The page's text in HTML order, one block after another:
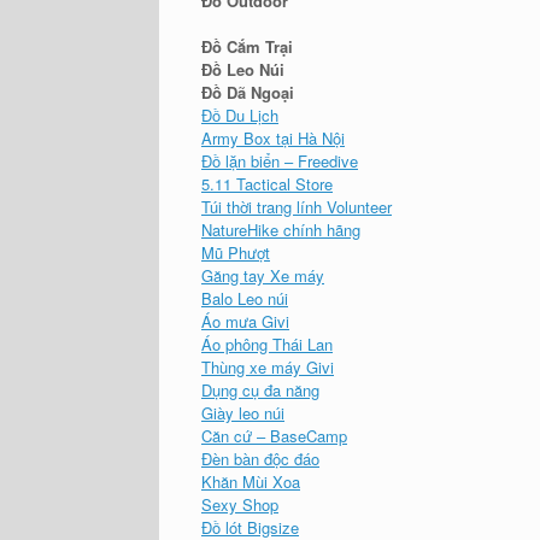
Đồ Cắm Trại
Đồ Leo Núi
Đồ Dã Ngoại
Đồ Du Lịch
Army Box tại Hà Nội
Đồ lặn biển – Freedive
5.11 Tactical Store
Túi thời trang lính Volunteer
NatureHike chính hãng
Mũ Phượt
Găng tay Xe máy
Balo Leo núi
Áo mưa Givi
Áo phông Thái Lan
Thùng xe máy Givi
Dụng cụ đa năng
Giày leo núi
Căn cứ – BaseCamp
Đèn bàn độc đáo
Khăn Mùi Xoa
Sexy Shop
Đồ lót Bigsize